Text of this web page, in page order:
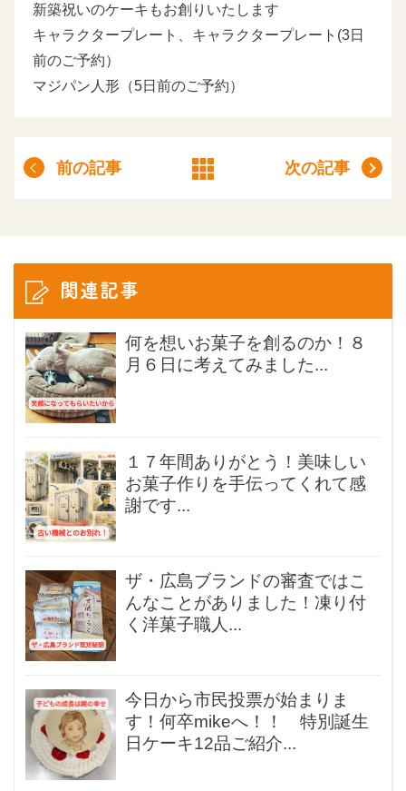
新築祝いのケーキもお創りいたします
キャラクタープレート、キャラクタープレート(3日
前のご予約）
マジパン人形（5日前のご予約）
前の記事 次の記事
関連記事
何を想いお菓子を創るのか！８
月６日に考えてみました...
１７年間ありがとう！美味しい
お菓子作りを手伝ってくれて感
謝です...
ザ・広島ブランドの審査ではこ
んなことがありました！凍り付
く洋菓子職人...
今日から市民投票が始まりま
す！何卒mikeへ！！ 特別誕生
日ケーキ12品ご紹介...